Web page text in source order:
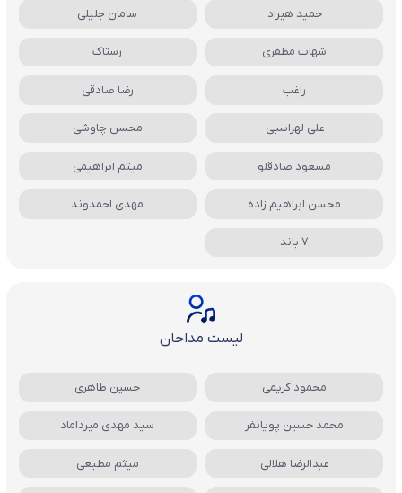
حمید هیراد سامان جلیلی
شهاب مظفری رستاک
راغب رضا صادقی
علی لهراسبی محسن چاوشی
مسعود صادقلو میثم ابراهیمی
محسن ابراهیم زاده مهدی احمدوند
7 باند
لیست مداحان
محمود کریمی حسین طاهری
محمد حسین پویانفر سید مهدی میرداماد
عبدالرضا هلالی میثم مطیعی